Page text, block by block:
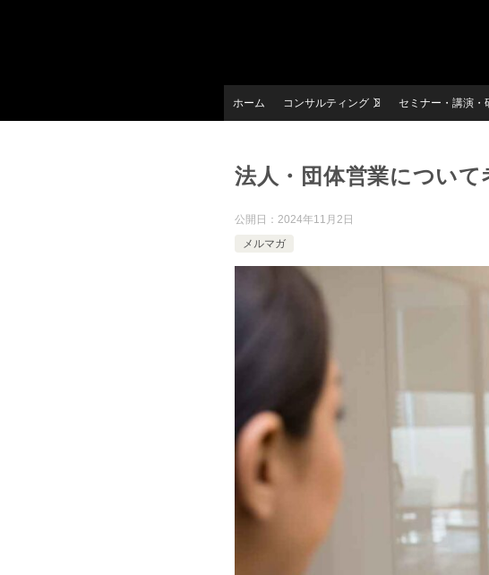
ホーム コンサルティング セミナー・講演・
法人・団体営業について
公開日： 2024年11月2日
メルマガ